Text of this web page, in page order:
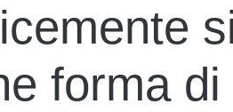
forma di